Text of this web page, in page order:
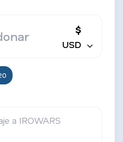
$
USD